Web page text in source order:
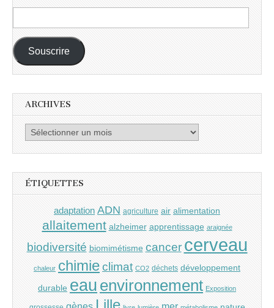
e-
mail :
Souscrire
ARCHIVES
Archives
ÉTIQUETTES
adaptation ADN agriculture air alimentation
allaitement alzheimer apprentissage araignée
biodiversité biomimétisme cancer cerveau
chaleur chimieclimat CO2 déchets développement
durable eau environnement Exposition
Lille